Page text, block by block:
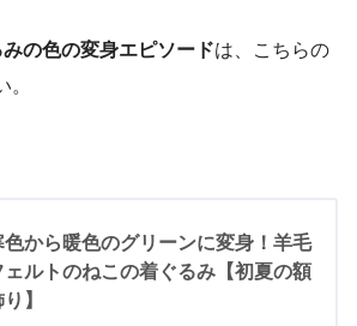
の色の変身エピソードは、こちらの
色から暖色のグリーンに変身！羊毛
ェルトのねこの着ぐるみ【初夏の額
】